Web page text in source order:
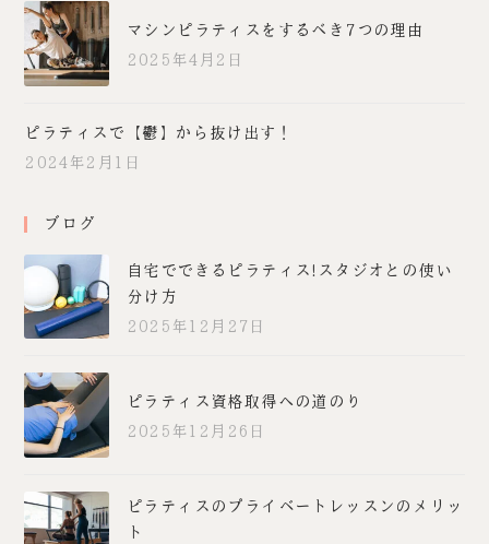
マシンピラティスをするべき7つの理由
2025年4月2日
ピラティスで【鬱】から抜け出す！
2024年2月1日
ブログ
自宅でできるピラティス!スタジオとの使い
分け方
2025年12月27日
ピラティス資格取得への道のり
2025年12月26日
ピラティスのプライベートレッスンのメリッ
ト